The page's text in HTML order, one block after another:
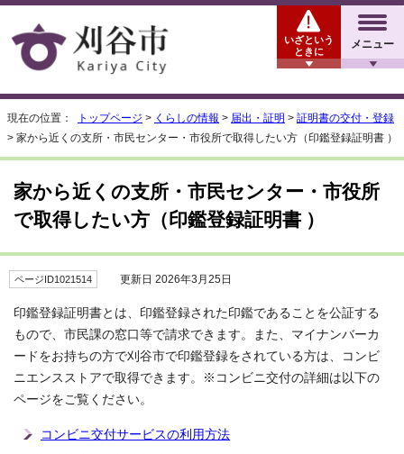
メニュー
いざという
ときに
現在の位置： トップページ > くらしの情報 > 届出・証明 > 証明書の交付・登録
> 家から近くの支所・市民センター・市役所で取得したい方（印鑑登録証明書 ）
家から近くの支所・市民センター・市役所
で取得したい方（印鑑登録証明書 ）
ページID1021514 更新日 2026年3月25日
印鑑登録証明書とは、印鑑登録された印鑑であることを公証する
もので、市民課の窓口等で請求できます。また、マイナンバーカ
ードをお持ちの方で刈谷市で印鑑登録をされている方は、コンビ
ニエンスストアで取得できます。※コンビニ交付の詳細は以下の
ページをご覧ください。
コンビニ交付サービスの利用方法